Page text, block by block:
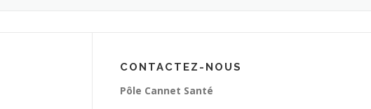
CONTACTEZ-NOUS
Pôle Cannet Santé